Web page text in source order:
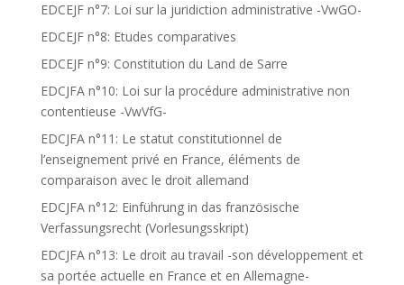
EDCEJF n°7: Loi sur la juridiction administrative -VwGO-
EDCEJF n°8: Etudes comparatives
EDCEJF n°9: Constitution du Land de Sarre
EDCJFA n°10: Loi sur la procédure administrative non
contentieuse -VwVfG-
EDCJFA n°11: Le statut constitutionnel de
l’enseignement privé en France, éléments de
comparaison avec le droit allemand
EDCJFA n°12: Einführung in das französische
Verfassungsrecht (Vorlesungsskript)
EDCJFA n°13: Le droit au travail -son développement et
sa portée actuelle en France et en Allemagne-